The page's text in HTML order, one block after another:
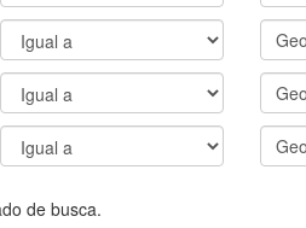
de busca.